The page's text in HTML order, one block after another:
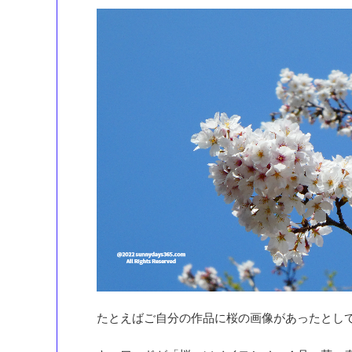
たとえばご自分の作品に桜の画像があったとし